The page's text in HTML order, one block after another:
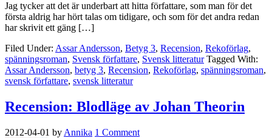
Jag tycker att det är underbart att hitta författare, som man för det
första aldrig har hört talas om tidigare, och som för det andra redan
har skrivit ett gäng […]
Filed Under: Assar Andersson, Betyg 3, Recension, Rekoförlag,
spänningsroman, Svensk författare, Svensk litteratur Tagged With:
Assar Andersson, betyg 3, Recension, Rekoförlag, spänningsroman,
svensk författare, svensk litteratur
Recension: Blodläge av Johan Theorin
2012-04-01 by Annika 1 Comment